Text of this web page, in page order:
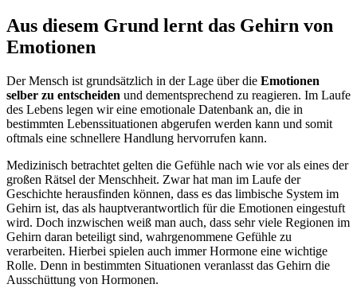
Aus diesem Grund lernt das Gehirn von
Emotionen
Der Mensch ist grundsätzlich in der Lage über die Emotionen
selber zu entscheiden und dementsprechend zu reagieren. Im Laufe
des Lebens legen wir eine emotionale Datenbank an, die in
bestimmten Lebenssituationen abgerufen werden kann und somit
oftmals eine schnellere Handlung hervorrufen kann.
Medizinisch betrachtet gelten die Gefühle nach wie vor als eines der
großen Rätsel der Menschheit. Zwar hat man im Laufe der
Geschichte herausfinden können, dass es das limbische System im
Gehirn ist, das als hauptverantwortlich für die Emotionen eingestuft
wird. Doch inzwischen weiß man auch, dass sehr viele Regionen im
Gehirn daran beteiligt sind, wahrgenommene Gefühle zu
verarbeiten. Hierbei spielen auch immer Hormone eine wichtige
Rolle. Denn in bestimmten Situationen veranlasst das Gehirn die
Ausschüttung von Hormonen.